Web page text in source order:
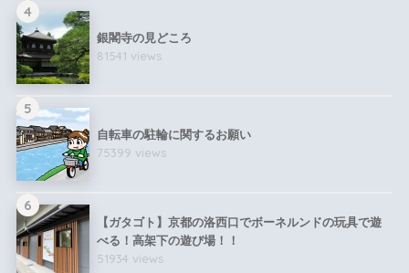
4
銀閣寺の見どころ
81541 views
5
自転車の駐輪に関するお願い
75399 views
6
【ガタゴト】京都の洛西口でボーネルンドの玩具で遊
べる！高架下の遊び場！！
51934 views